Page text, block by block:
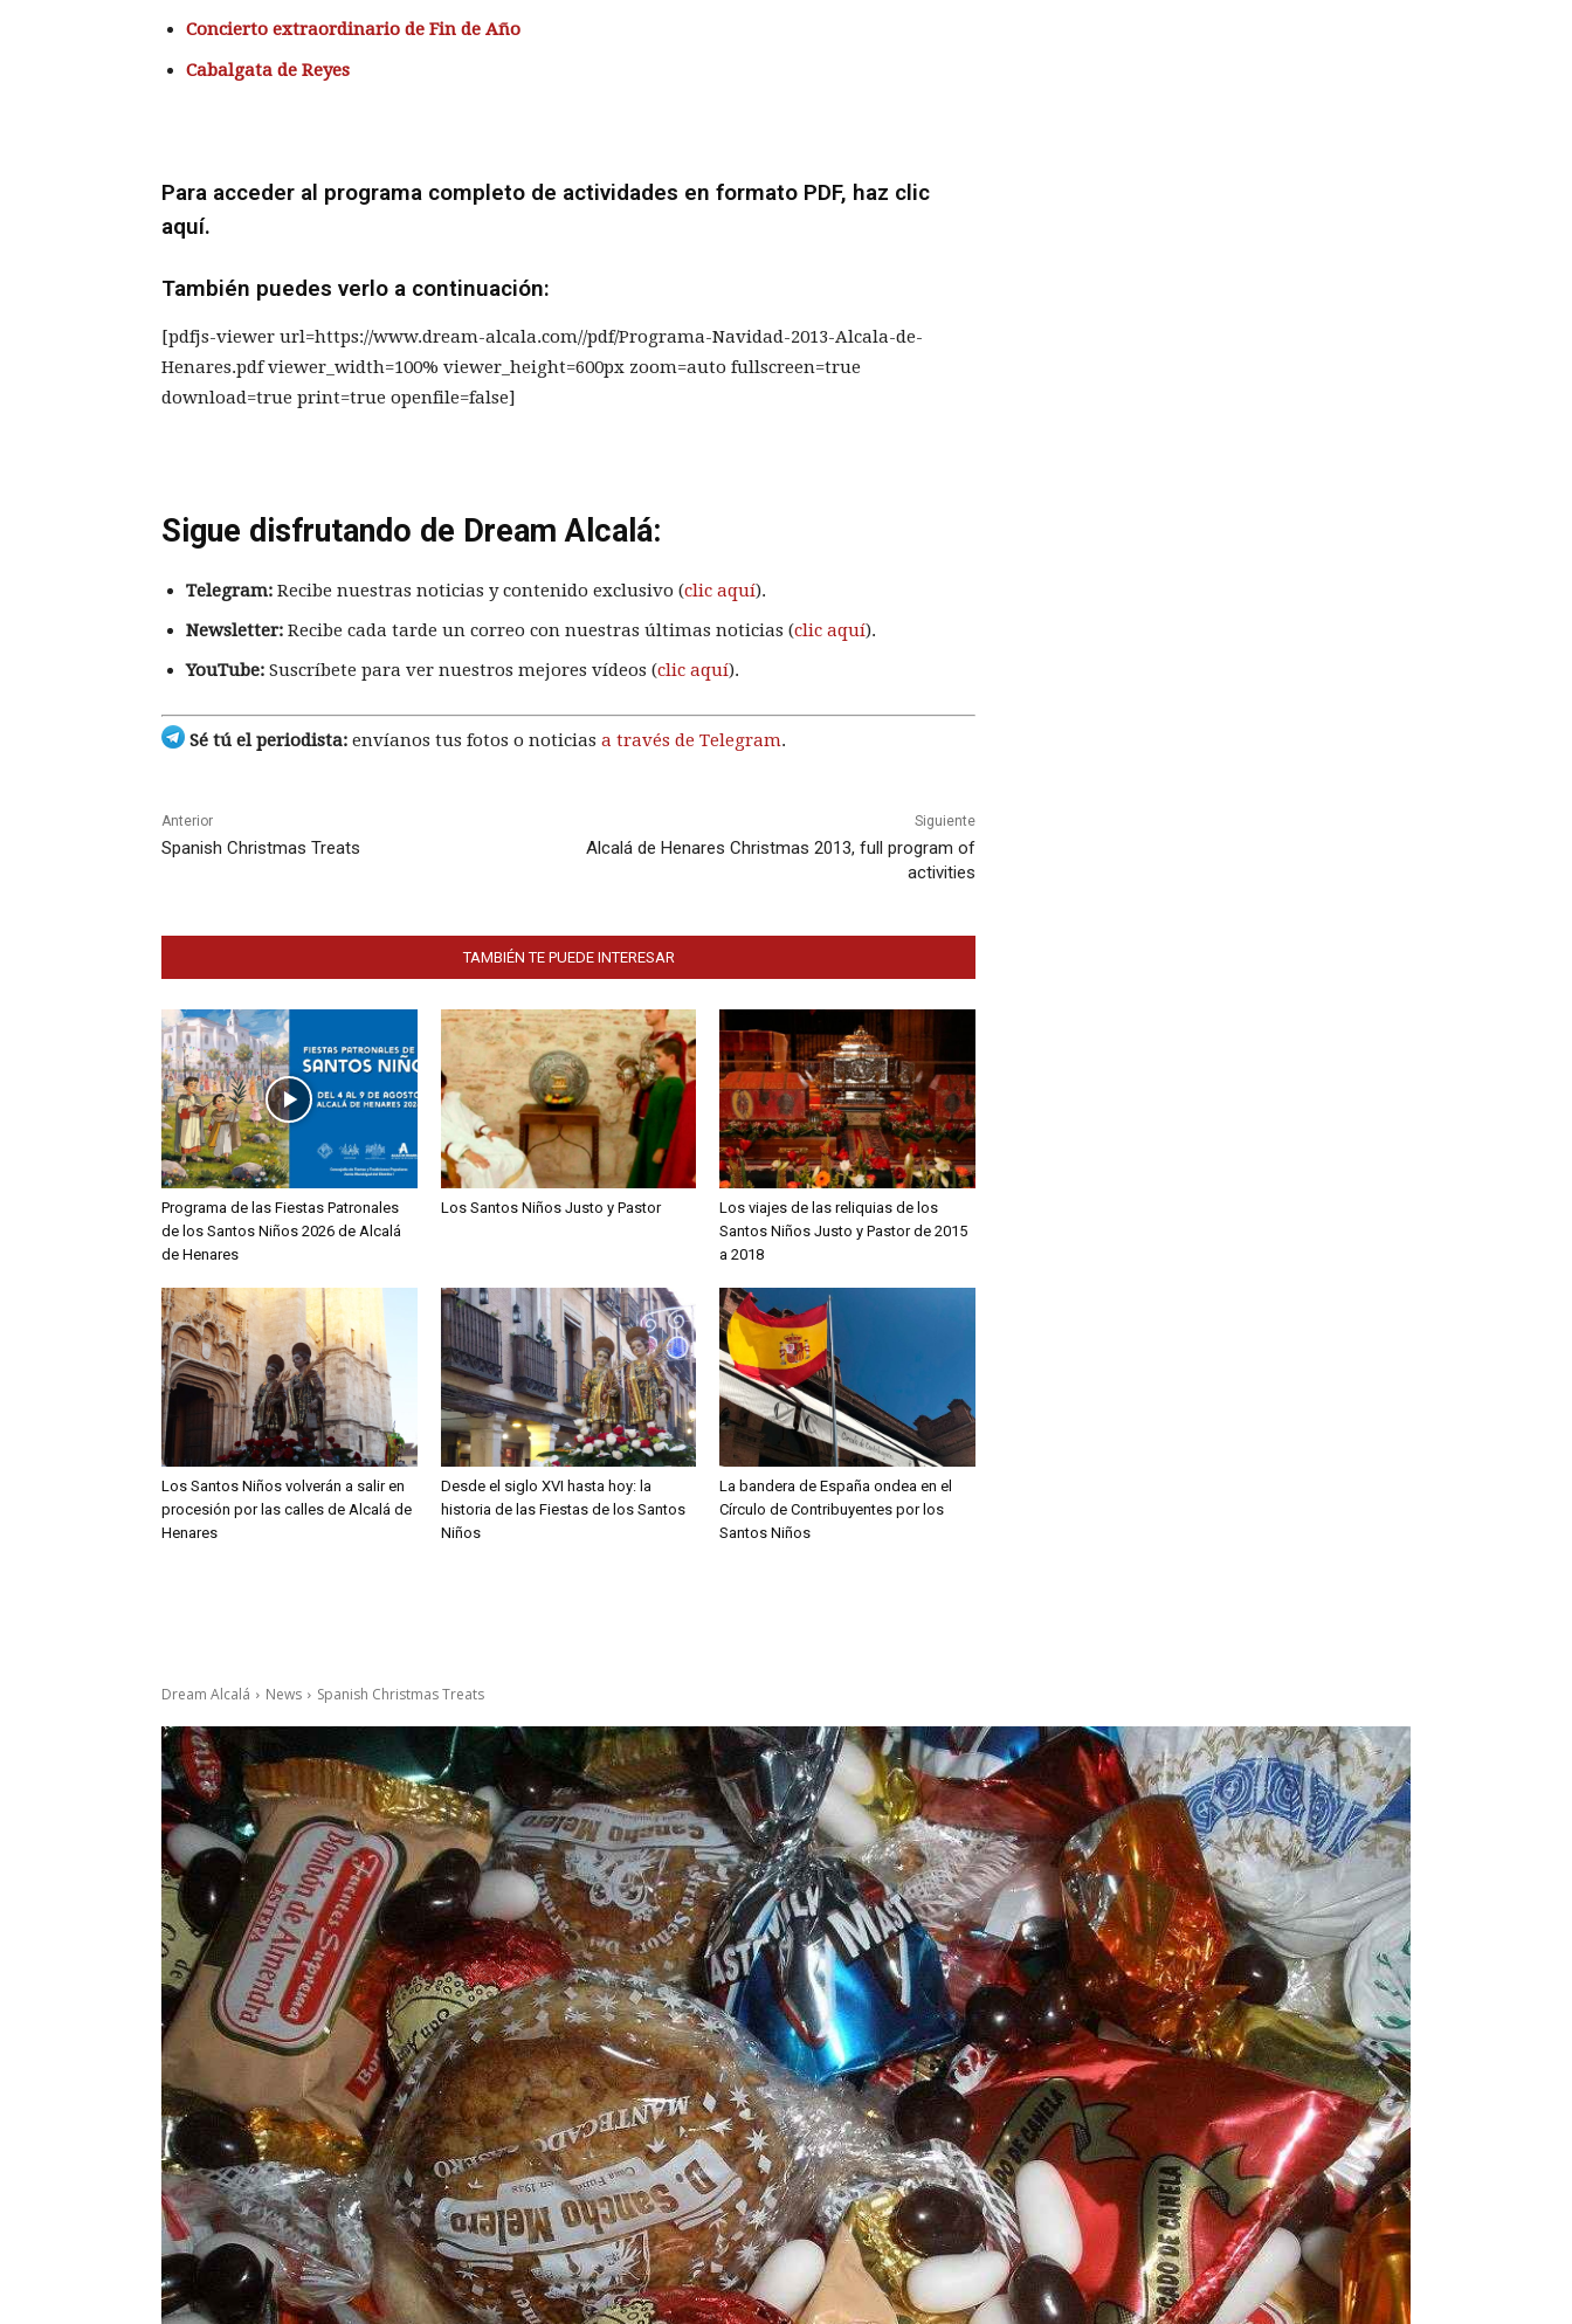
Concierto extraordinario de Fin de Año
Cabalgata de Reyes
Para acceder al programa completo de actividades en formato PDF, haz clic
aquí.
También puedes verlo a continuación:
[pdfjs-viewer url=https://www.dream-alcala.com//pdf/Programa-Navidad-2013-Alcala-de-
Henares.pdf viewer_width=100% viewer_height=600px zoom=auto fullscreen=true
download=true print=true openfile=false]
Sigue disfrutando de Dream Alcalá:
Telegram: Recibe nuestras noticias y contenido exclusivo (clic aquí).
Newsletter: Recibe cada tarde un correo con nuestras últimas noticias (clic aquí).
YouTube: Suscríbete para ver nuestros mejores vídeos (clic aquí).
Sé tú el periodista: envíanos tus fotos o noticias a través de Telegram.
Anterior
Spanish Christmas Treats
Siguiente
Alcalá de Henares Christmas 2013, full program of
activities
TAMBIÉN TE PUEDE INTERESAR
Programa de las Fiestas Patronales
de los Santos Niños 2026 de Alcalá
de Henares
Los Santos Niños Justo y Pastor
Los viajes de las reliquias de los
Santos Niños Justo y Pastor de 2015
a 2018
Los Santos Niños volverán a salir en
procesión por las calles de Alcalá de
Henares
Desde el siglo XVI hasta hoy: la
historia de las Fiestas de los Santos
Niños
La bandera de España ondea en el
Círculo de Contribuyentes por los
Santos Niños